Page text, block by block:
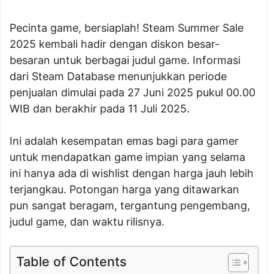
Pecinta game, bersiaplah! Steam Summer Sale
2025 kembali hadir dengan diskon besar-
besaran untuk berbagai judul game. Informasi
dari Steam Database menunjukkan periode
penjualan dimulai pada 27 Juni 2025 pukul 00.00
WIB dan berakhir pada 11 Juli 2025.
Ini adalah kesempatan emas bagi para gamer
untuk mendapatkan game impian yang selama
ini hanya ada di wishlist dengan harga jauh lebih
terjangkau. Potongan harga yang ditawarkan
pun sangat beragam, tergantung pengembang,
judul game, dan waktu rilisnya.
Table of Contents